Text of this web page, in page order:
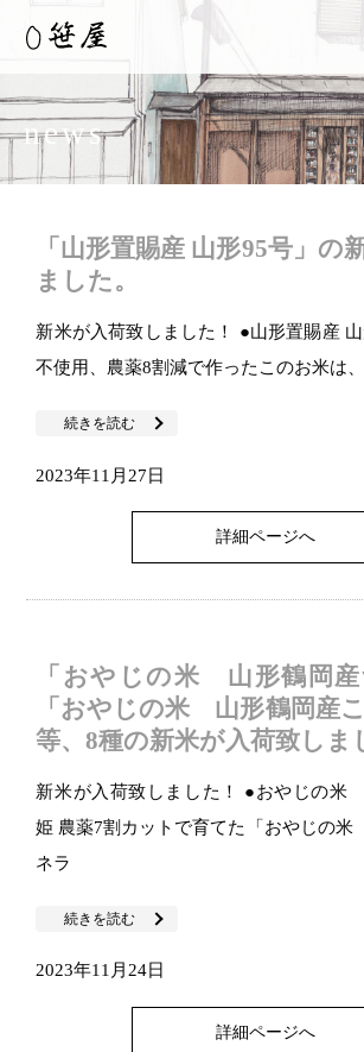
news
「山形置賜産 山形95号」の
ました。
新米が入荷致しました！ ●山形置賜産
不使用、農薬8割減で作ったこのお米は
続きを読む
2023年11月27日
詳細ページへ
「おやじの米 山形鶴岡産
「おやじの米 山形鶴岡産
等、8種の新米が入荷致しま
新米が入荷致しました！ ●おやじの米
姫 農薬7割カットで育てた「おやじの
ネラ
続きを読む
2023年11月24日
詳細ページへ